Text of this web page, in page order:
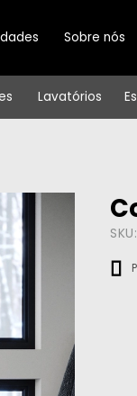
Sobre nós
Lavatórios
SKU: